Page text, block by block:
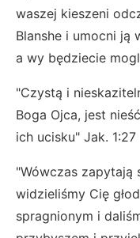
waszej kieszeni
Blanshe i umocni ją
a wy będziecie
"Czystą i
Boga Ojca, jest
ich ucisku" Jak. 1:27
"Wówczas zapytają
widzieliśmy Cię
spragnionym i